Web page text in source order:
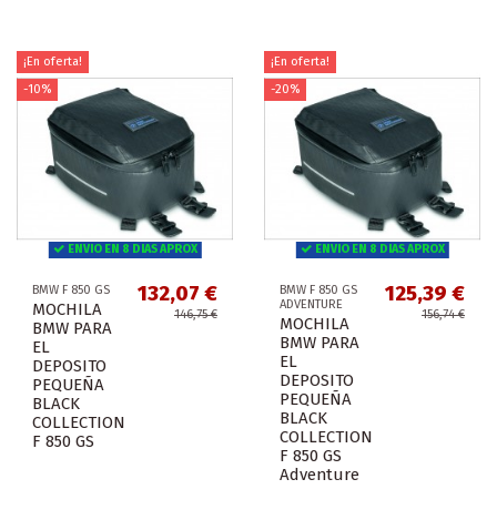
¡En oferta!
-10%
ENVIO EN 8 DIAS APROX
BMW F 850 GS
MOCHILA
BMW PARA
EL
DEPOSITO
PEQUEÑA
BLACK
COLLECTION
F 850 GS
132,07 €
146,75 €
¡En oferta!
-20%
ENVIO EN 8 DIAS APROX
BMW F 850 GS
ADVENTURE
MOCHILA
BMW PARA
EL
DEPOSITO
PEQUEÑA
BLACK
COLLECTION
F 850 GS
Adventure
125,39 €
156,74 €